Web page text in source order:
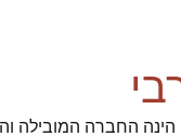
הינה החברה המובילה